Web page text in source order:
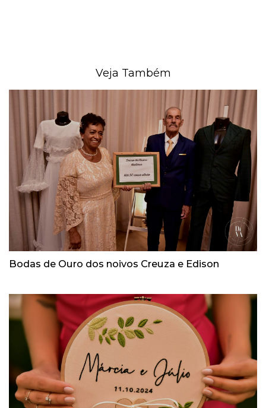
Veja Também
Bodas de Ouro dos noivos Creuza e Edison